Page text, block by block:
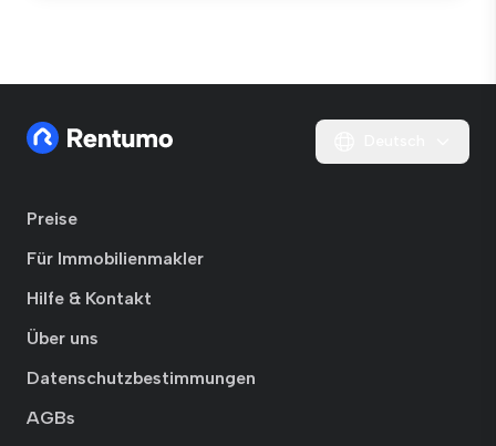
Preise
Für Immobilienmakler
Hilfe & Kontakt
Über uns
Datenschutzbestimmungen
AGBs